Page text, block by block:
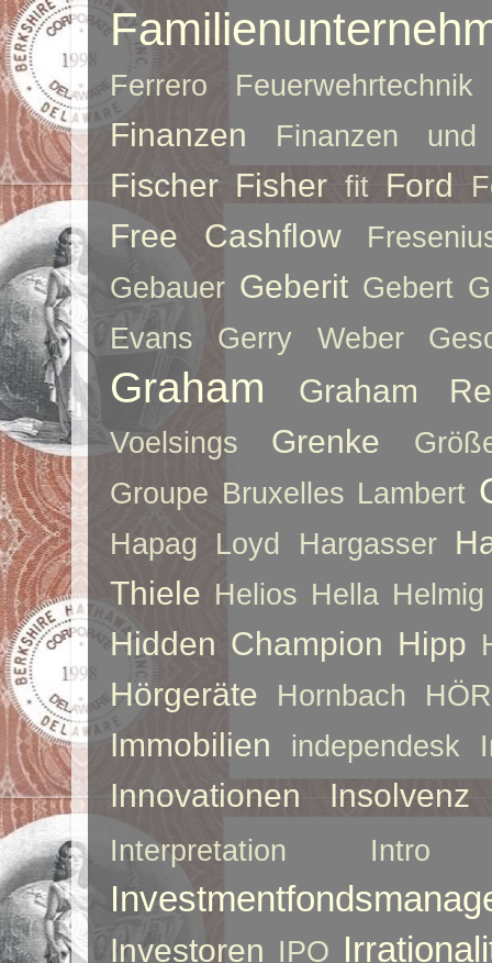
Ferrero Feuerwehrtechnik
Finanzen Finanzen und
Fischer Fisher fit Ford
Free Cashflow
Gebauer Geberit Gebert
Evans
Gerry Weber
Graham Graham
Voelsings Grenke
Groupe Bruxelles Lambert
Hapag Loyd Hargasser
Thiele Helios Hella Helmig
Hidden Champion Hipp
Hörgeräte Hornbach
Immobilien independesk
Innovationen Insolvenz
Interpretation Intro
Investoren IPO